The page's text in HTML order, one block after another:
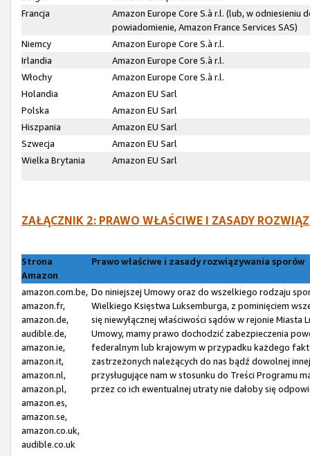
Francja
Amazon Europe Core S.à r.l. (lub, w
powiadomienie, Amazon France Services SAS)
Niemcy
Amazon Europe Core S.à r.l.
Irlandia
Amazon Europe Core S.à r.l.
Włochy
Amazon Europe Core S.à r.l.
Holandia
Amazon EU Sarl
Polska
Amazon EU Sarl
Hiszpania
Amazon EU Sarl
Szwecja
Amazon EU Sarl
Wielka Brytania
Amazon EU Sarl
ZAŁĄCZNIK 2: PRAWO WŁAŚCIWE I ZASADY
Strona
Amazon
Prawo właściwe i zasady rozwiązywania sporów
amazon.com.be,
amazon.fr,
amazon.de,
audible.de,
amazon.ie,
amazon.it,
amazon.nl,
amazon.pl,
amazon.es,
amazon.se,
amazon.co.uk,
audible.co.uk
Do niniejszej Umowy oraz do wszelkiego rodzaju
Wielkiego Księstwa Luksemburga, z pominięciem
się niewyłącznej właściwości sądów w rejonie
Umowy, mamy prawo dochodzić zabezpieczenia
federalnym lub krajowym w przypadku każdego
zastrzeżonych należących do nas bądź dowolnej
przysługujące nam w stosunku do Treści Programu
przez co ich ewentualnej utraty nie dałoby się